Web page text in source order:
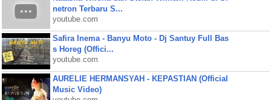
netron Terbaru S...
youtube.com
Safira Inema - Banyu Moto - Dj Santuy Full Bas
s Horeg (Offici...
youtube.com
AURELIE HERMANSYAH - KEPASTIAN (Official
Music Video)